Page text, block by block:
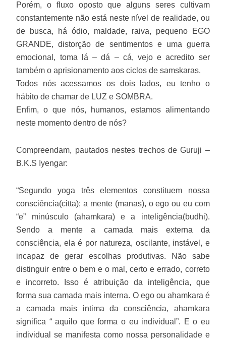
Porém, o fluxo oposto que alguns seres cultivam
constantemente não está neste nível de realidade, ou
de busca, há ódio, maldade, raiva, pequeno EGO
GRANDE, distorção de sentimentos e uma guerra
emocional, toma lá – dá – cá, vejo e acredito ser
também o aprisionamento aos ciclos de samskaras.
Todos nós acessamos os dois lados, eu tenho o
hábito de chamar de LUZ e SOMBRA.
Enfim, o que nós, humanos, estamos alimentando
neste momento dentro de nós?
Compreendam, pautados nestes trechos de Guruji –
B.K.S Iyengar:
“Segundo yoga três elementos constituem nossa
consciência(citta); a mente (manas), o ego ou eu com
“e” minúsculo (ahamkara) e a inteligência(budhi).
Sendo a mente a camada mais externa da
consciência, ela é por natureza, oscilante, instável, e
incapaz de gerar escolhas produtivas. Não sabe
distinguir entre o bem e o mal, certo e errado, correto
e incorreto. Isso é atribuição da inteligência, que
forma sua camada mais interna. O ego ou ahamkara é
a camada mais intima da consciência, ahamkara
significa “ aquilo que forma o eu individual”. E o eu
individual se manifesta como nossa personalidade e